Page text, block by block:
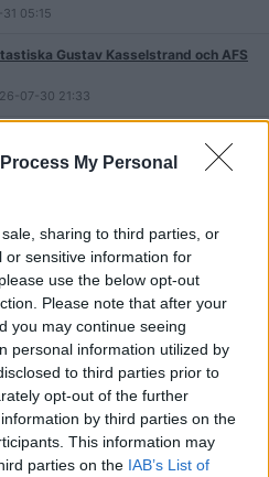
My Personal
sharing to third parties, or
or sensitive information for
use the below opt-out
Please note that after your
you may continue seeing
personal information utilized by
to third parties prior to
opt-out of the further
by third parties on the
This information may
parties on the IAB’s List of
05:15
Gustav Kasselstrand och AFS
07-30 21:33
15:35
har förflyttats att hata Judar till att
29 10:30
2025?
07-2901:04
himla egoistiska och
23:58